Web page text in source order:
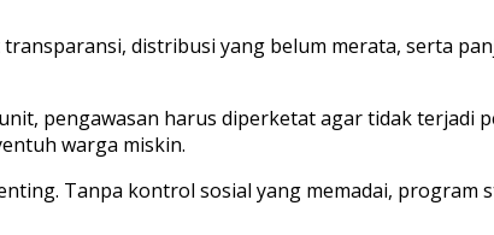
distribusi yang belum merata, serta
pengawasan harus diperketat agar tidak terjadi
warga miskin.
Tanpa kontrol sosial yang memadai,